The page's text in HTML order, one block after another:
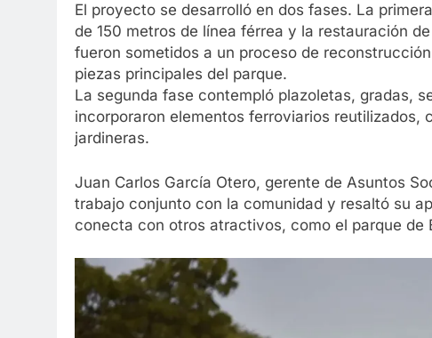
El proyecto se desarrolló en dos fases. La
de 150 metros de línea férrea y la restauración
fueron sometidos a un proceso de
piezas principales del parque.
La segunda fase contempló plazoletas, gradas,
incorporaron elementos ferroviarios reutilizados,
jardineras.
Juan Carlos García Otero, gerente de Asuntos
trabajo conjunto con la comunidad y resaltó su
conecta con otros atractivos, como el parque de